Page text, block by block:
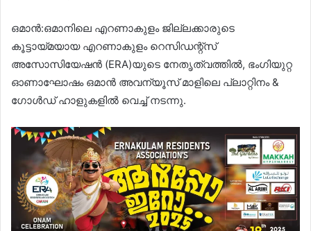
ഒമാൻ:ഒമാനിലെ എറണാകുളം ജില്ലക്കാരുടെ
കൂട്ടായ്മയായ എറണാകുളം റെസിഡന്റ്സ്
അസോസിയേഷൻ (ERA)യുടെ നേതൃത്വത്തിൽ, ഭംഗിയുറ്റ
ഓണാഘോഷം ഒമാൻ അവന്യൂസ് മാളിലെ പ്ലാറ്റിനം &
ഗോൾഡ് ഹാളുകളിൽ വെച്ച് നടന്നു.